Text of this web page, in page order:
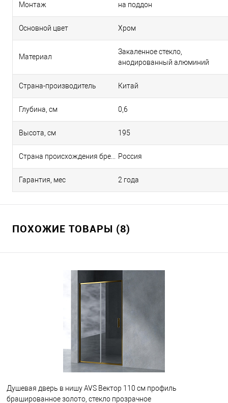
Монтаж на поддон
Основной цвет Хром
Материал
Закаленное стекло,
анодированный алюминий
Страна-производитель Китай
Глубина, см 0,6
Высота, см 195
Россия
Гарантия, мес 2 года
ПОХОЖИЕ ТОВАРЫ (8)
Душевая дверь в нишу AVS Вектор 110 см профиль
брашированное золото, стекло прозрачное